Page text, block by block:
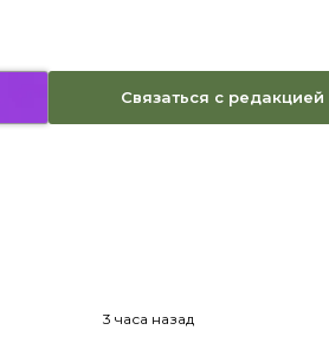
Связаться с редакцией
3 часа назад